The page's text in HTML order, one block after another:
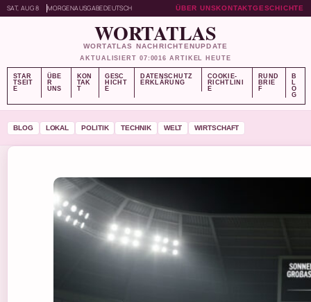
SAT, AUG 8 MORGENAUSGABEDEUTSCH ÜBER UNSKONTAKTGESCHICHTE
WORTATLAS
WORTATLAS NACHRICHTENUPDATE
AKTUALISIERT 07:0016 ARTIKEL HEUTE
STAR
TSEIT
E
ÜBE
R
UNS
KON
TAK
T
GESC
HICHT
E
DATENSCHUTZ
ERKLÄRUNG
COOKIE-
RICHTLINI
E
RUND
BRIE
F
B
L
O
G
BLOG LOKAL POLITIK TECHNIK WELT WIRTSCHAFT